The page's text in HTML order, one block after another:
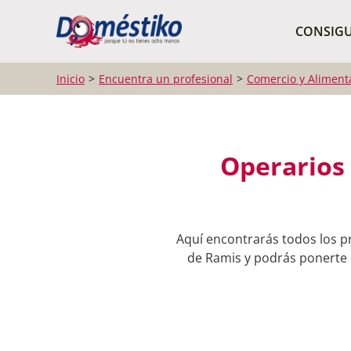
Inicio Encuentra un profesional Comercio y
Operarios
Aquí encontrarás todos los
de Ramis y podrás